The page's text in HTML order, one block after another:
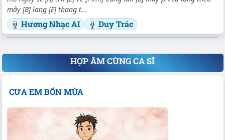
mây [B] lang [E] thang t...
Hương Nhạc AI Duy Trác
HỢP ÂM CÙNG CA SĨ
CƯA EM BỐN MÙA